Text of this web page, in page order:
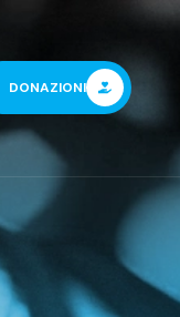
DONAZIONI